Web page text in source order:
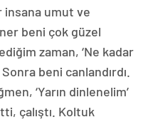
insana umut ve
beni çok güzel
zaman, ‘Ne kadar
beni canlandırdı.
‘Yarın dinlenelim’
çalıştı. Koltuk